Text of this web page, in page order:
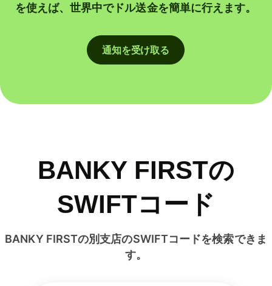
を使えば、世界中でドル送金を簡単に行えます。
通知を受け取る
BANKY FIRSTの
SWIFTコード
BANKY FIRSTの別支店のSWIFTコードを検索できま
す。